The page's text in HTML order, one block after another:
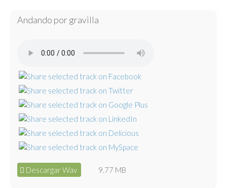
Andando por gravilla
Descargar Wav 9.77 MB